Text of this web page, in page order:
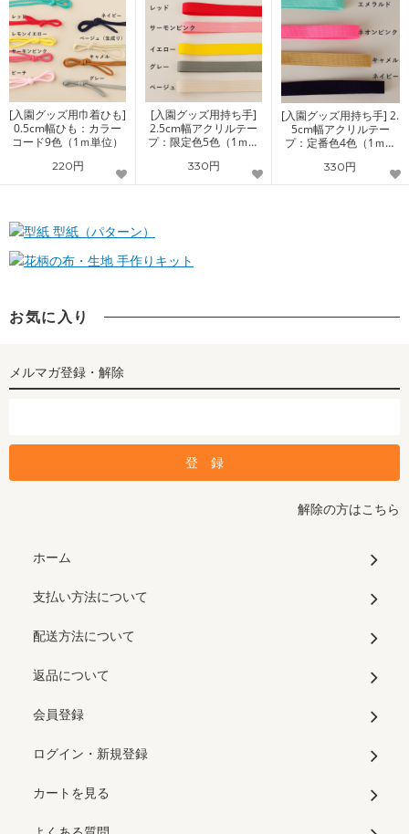
[入園グッズ用巾着ひも]
0.5cm幅ひも：カラー
コード9色（1ｍ単位）
220円
[入園グッズ用持ち手]
2.5cm幅アクリルテー
プ：限定色5色（1ｍ単
330円
[入園グッズ用持ち手] 2.
5cm幅アクリルテー
プ：定番色4色（1ｍ単
330円
型紙（パターン）
手作りキット
お気に入り
メルマガ登録・解除
解除の方はこちら
ホーム
支払い方法について
配送方法について
返品について
会員登録
ログイン・新規登録
カートを見る